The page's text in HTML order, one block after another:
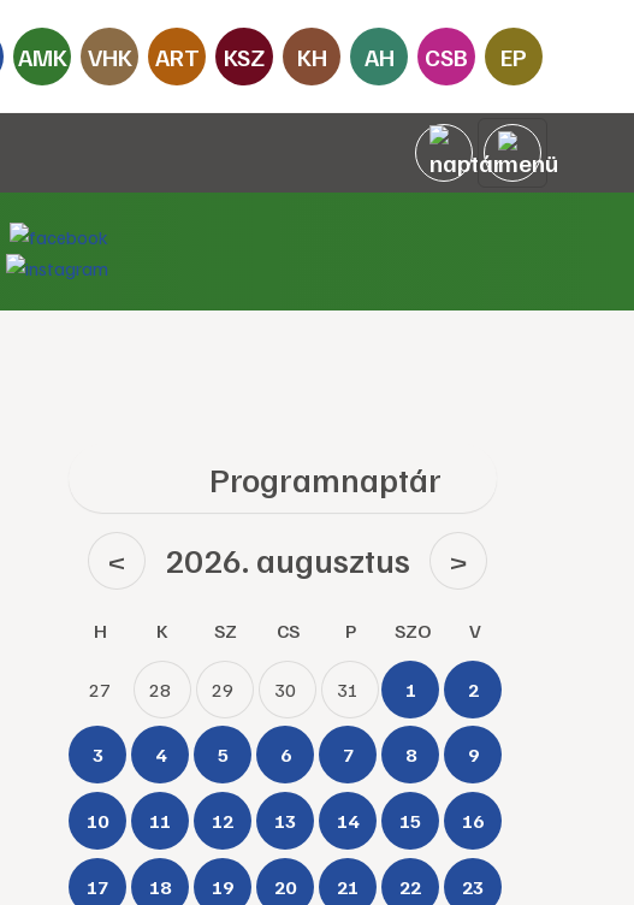
AMK VHK ART KSZ KH AH CSB EP
Programnaptár
< 2026. augusztus >
H K SZ CS P SZO V
27 28 29 30 31 1 2
3 4 5 6 7 8 9
10 11 12 13 14 15 16
17 18 19 20 21 22 23